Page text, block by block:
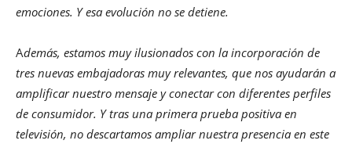
emociones. Y esa evolución no se detiene.
Además, estamos muy ilusionados con la incorporación de
tres nuevas embajadoras muy relevantes, que nos ayudarán a
amplificar nuestro mensaje y conectar con diferentes perfiles
de consumidor. Y tras una primera prueba positiva en
televisión, no descartamos ampliar nuestra presencia en este